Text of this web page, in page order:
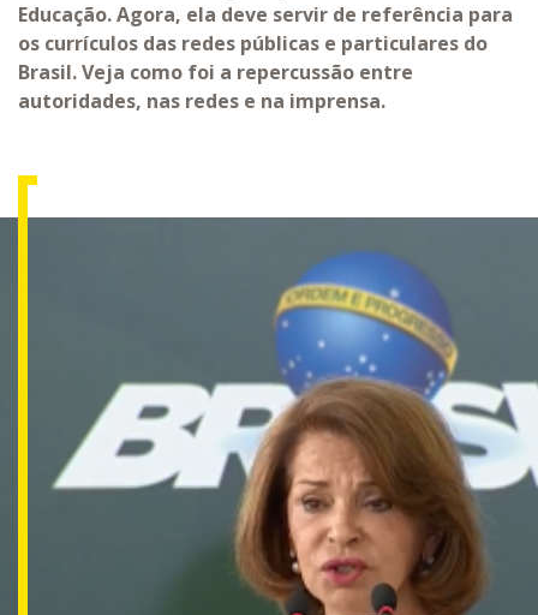
Educação. Agora, ela deve servir de referência para
os currículos das redes públicas e particulares do
Brasil. Veja como foi a repercussão entre
autoridades, nas redes e na imprensa.